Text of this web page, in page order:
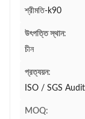
শ্রীমতি-k90
উৎপত্তি স্থান:
চীন
প্রত্যয়ন:
ISO / SGS Audit
MOQ: